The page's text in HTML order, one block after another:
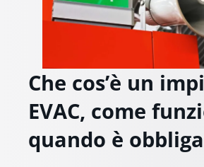
Che cos’è un
EVAC, come
quando è